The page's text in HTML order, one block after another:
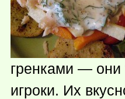
гренками — они
игроки. Их